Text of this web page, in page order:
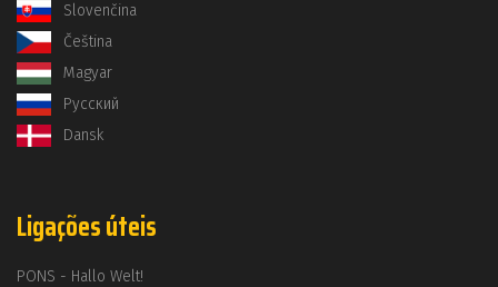
Slovenčina
Čeština
Magyar
Русский
Dansk
Ligações úteis
PONS - Hallo Welt!